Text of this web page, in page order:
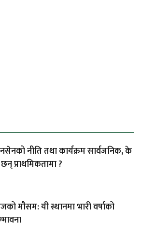
नीति तथा कार्यक्रम सार्वजनिक, के
प्राथमिकतामा ?
मौसम: यी स्थानमा भारी वर्षाको